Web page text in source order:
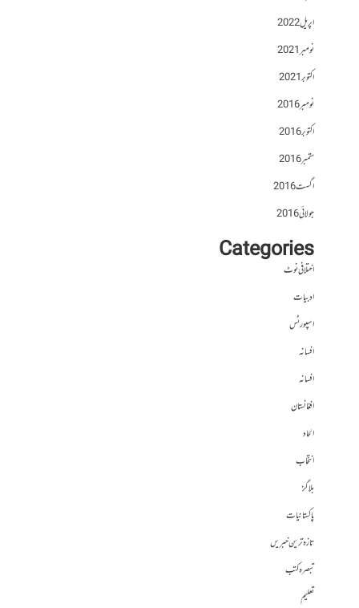
اپریل 2022
نومبر 2021
اکتوبر 2021
نومبر 2016
اکتوبر 2016
ستمبر 2016
اگست 2016
جولائی 2016
Categories
اختلافی نوٹ
ادبیات
اسپورٹس
افسانہ
افسانہ
افغانستان
الحاد
انتخاب
بلاگز
پاکستانیات
تازہ ترین خبریں
تبصرہ کتب
تعلیم